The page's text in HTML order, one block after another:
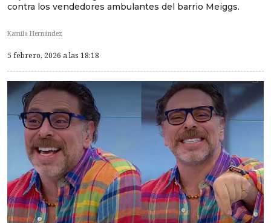
contra los vendedores ambulantes del barrio Meiggs.
Kamila Hernández
5 febrero, 2026 a las 18:18